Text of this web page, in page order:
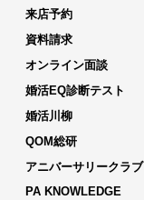
来店予約
資料請求
オンライン面談
婚活EQ診断テスト
婚活川柳
QOM総研
アニバーサリークラブ
PA KNOWLEDGE